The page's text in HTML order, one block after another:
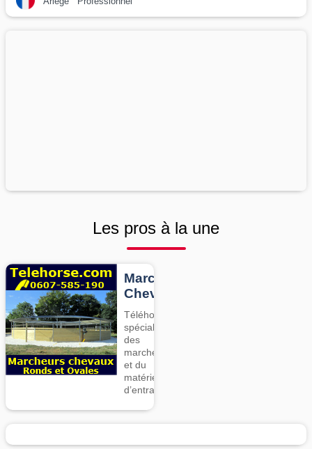
Les pros à la une
Marcheurs
Chevaux
Téléhorse,
spécialiste
des
marcheurs
et du
matériel
d’entrainement